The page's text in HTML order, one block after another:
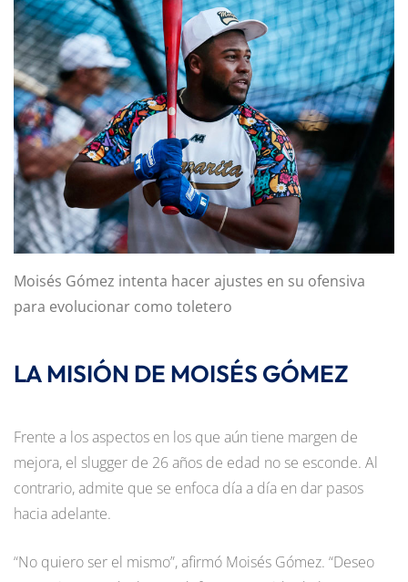
Moisés Gómez intenta hacer ajustes en su ofensiva
para evolucionar como toletero
LA MISIÓN DE MOISÉS GÓMEZ
Frente a los aspectos en los que aún tiene margen de
mejora, el slugger de 26 años de edad no se esconde. Al
contrario, admite que se enfoca día a día en dar pasos
hacia adelante.
“No quiero ser el mismo”, afirmó Moisés Gómez. “Deseo